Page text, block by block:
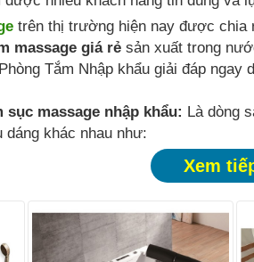
trên thị trường hiện nay được chia
massage giá rẻ sản xuất trong
Tắm Nhập khẩu giải đáp
massage nhập khẩu: Là dòng
dáng khác nhau như:
Xem